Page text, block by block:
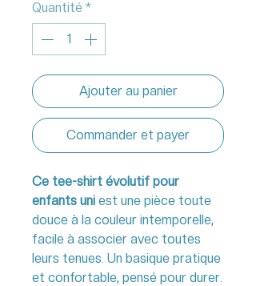
Quantité *
Ajouter au panier
Commander et payer
Ce tee-shirt évolutif pour
enfants uni est une pièce toute
douce à la couleur intemporelle,
facile à associer avec toutes
leurs tenues. Un basique pratique
et confortable, pensé pour durer.